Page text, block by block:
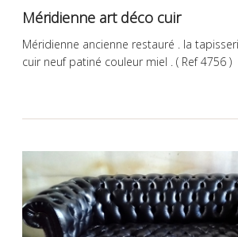
Méridienne art déco cuir
Méridienne ancienne restauré . la
cuir neuf patiné couleur miel . ( Ref 4756 )